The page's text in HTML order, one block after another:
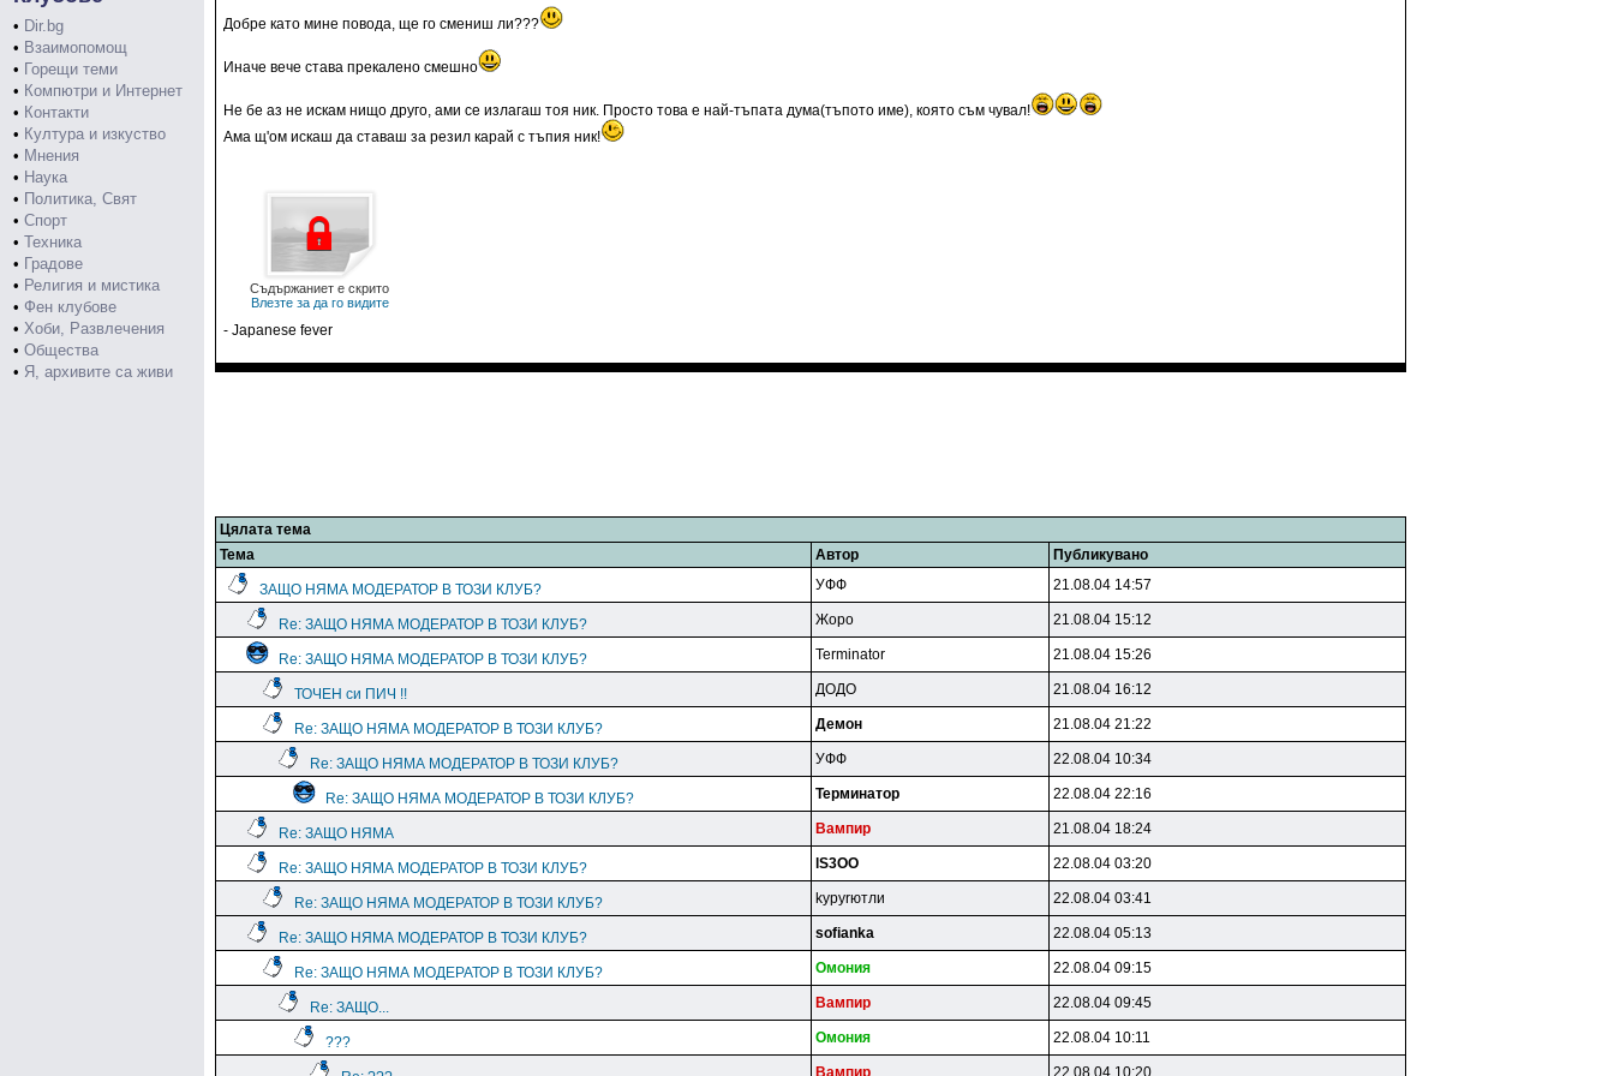
• Dir.bg
• Взаимопомощ
• Горещи теми
• Компютри и Интернет
• Контакти
• Култура и изкуство
• Мнения
• Наука
• Политика, Свят
• Спорт
• Техника
• Градове
• Религия и мистика
• Фен клубове
• Хоби, Развлечения
• Общества
• Я, архивите са живи
Добре като мине повода, ще го смениш ли???
Иначе вече става прекалено смешно
Не бе аз не искам нищо друго, ами се излагаш тоя ник. Просто това е най-тъпата дума(тъпото име), която съм чувал!
Ама щ'ом искаш да ставаш за резил карай с тъпия ник!
Съдържаниет е скрито
Влезте за да го видите
- Japanese fever
Цялата тема
Тема
Автор Публикувано
ЗАЩО НЯМА МОДЕРАТОР В ТОЗИ КЛУБ? УФФ 21.08.04 14:57
Re: ЗАЩО НЯМА МОДЕРАТОР В ТОЗИ КЛУБ? Жopo 21.08.04 15:12
Re: ЗАЩО НЯМА МОДЕРАТОР В ТОЗИ КЛУБ? Terminator 21.08.04 15:26
ТОЧЕН си ПИЧ !! ДOДO 21.08.04 16:12
Re: ЗАЩО НЯМА МОДЕРАТОР В ТОЗИ КЛУБ? Дeмoн 21.08.04 21:22
Re: ЗАЩО НЯМА МОДЕРАТОР В ТОЗИ КЛУБ? УФФ 22.08.04 10:34
Re: ЗАЩО НЯМА МОДЕРАТОР В ТОЗИ КЛУБ? Tepминaтop 22.08.04 22:16
Re: ЗАЩО НЯМА Baмпиp 21.08.04 18:24
Re: ЗАЩО НЯМА МОДЕРАТОР В ТОЗИ КЛУБ? lS3OO 22.08.04 03:20
Re: ЗАЩО НЯМА МОДЕРАТОР В ТОЗИ КЛУБ? kypyrютли 22.08.04 03:41
Re: ЗАЩО НЯМА МОДЕРАТОР В ТОЗИ КЛУБ? sofianka 22.08.04 05:13
Re: ЗАЩО НЯМА МОДЕРАТОР В ТОЗИ КЛУБ? Oмoния 22.08.04 09:15
Re: ЗАЩО... Baмпиp 22.08.04 09:45
??? Oмoния 22.08.04 10:11
Baмпиp 22.08.04 10:20